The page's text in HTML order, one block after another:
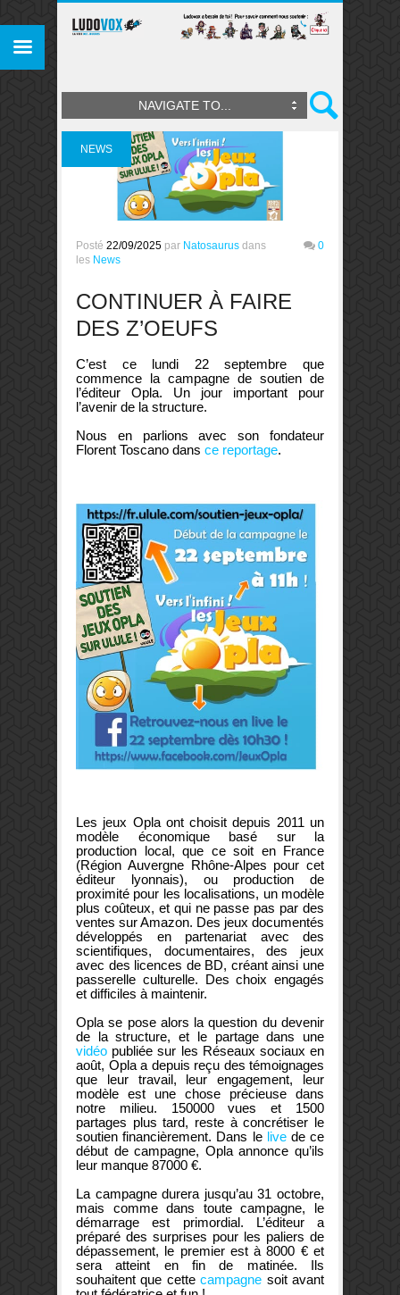
NAVIGATE TO...
NEWS
Posté 22/09/2025 par Natosaurus dans
les News
0
CONTINUER À FAIRE
DES Z’OEUFS
C’est ce lundi 22 septembre que
commence la campagne de soutien de
l’éditeur Opla. Un jour important pour
l’avenir de la structure.
Nous en parlions avec son fondateur
Florent Toscano dans ce reportage.
Les jeux Opla ont choisit depuis 2011 un
modèle économique basé sur la
production local, que ce soit en France
(Région Auvergne Rhône-Alpes pour cet
éditeur lyonnais), ou production de
proximité pour les localisations, un modèle
plus coûteux, et qui ne passe pas par des
ventes sur Amazon. Des jeux documentés
développés en partenariat avec des
scientifiques, documentaires, des jeux
avec des licences de BD, créant ainsi une
passerelle culturelle. Des choix engagés
et difficiles à maintenir.
Opla se pose alors la question du devenir
de la structure, et le partage dans une
vidéo publiée sur les Réseaux sociaux en
août, Opla a depuis reçu des témoignages
que leur travail, leur engagement, leur
modèle est une chose précieuse dans
notre milieu. 150000 vues et 1500
partages plus tard, reste à concrétiser le
soutien financièrement. Dans le livede ce
début de campagne, Opla annonce qu’ils
leur manque 87000 €.
La campagne durera jusqu’au 31 octobre,
mais comme dans toute campagne, le
démarrage est primordial. L’éditeur a
préparé des surprises pour les paliers de
dépassement, le premier est à 8000 € et
sera atteint en fin de matinée. Ils
souhaitent que cettecampagne soit avant